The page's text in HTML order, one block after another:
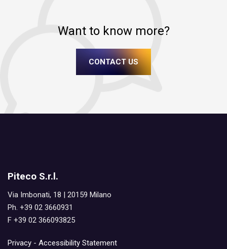
Want to know more?
CONTACT US
Piteco S.r.l.
Via Imbonati, 18 | 20159 Milano
Ph. +39 02 3660931
F +39 02 366093825
Privacy - Accessibility Statement